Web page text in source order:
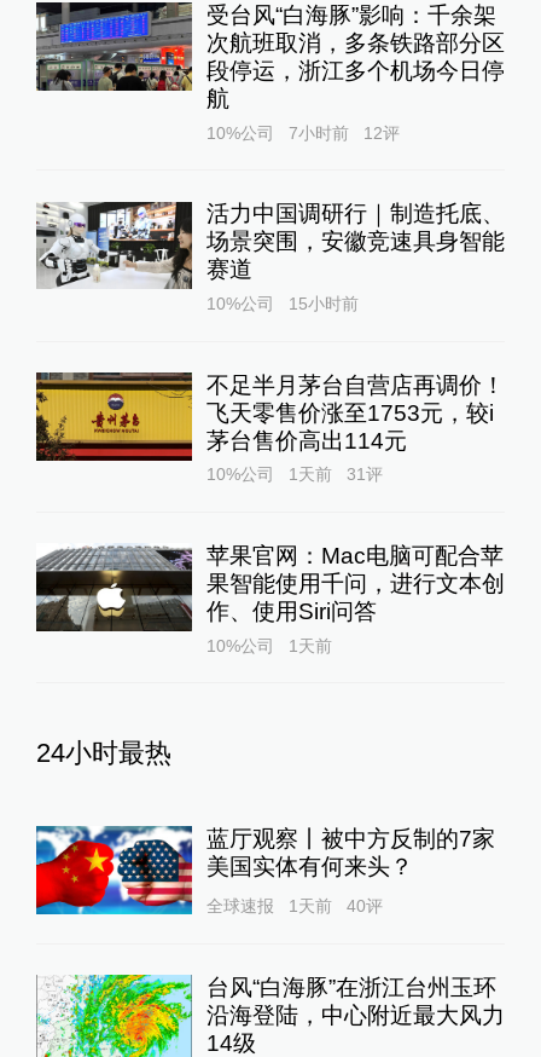
受台风“白海豚”影响：千余架
次航班取消，多条铁路部分区
段停运，浙江多个机场今日停
航
10%公司 7小时前 12评
活力中国调研行｜制造托底、
场景突围，安徽竞速具身智能
赛道
10%公司 15小时前
不足半月茅台自营店再调价！
飞天零售价涨至1753元，较i
茅台售价高出114元
10%公司 1天前 31评
苹果官网：Mac电脑可配合苹
果智能使用千问，进行文本创
作、使用Siri问答
10%公司 1天前
24小时最热
蓝厅观察丨被中方反制的7家
美国实体有何来头？
全球速报 1天前 40评
台风“白海豚”在浙江台州玉环
沿海登陆，中心附近最大风力
14级